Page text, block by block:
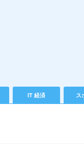
IT 経済 ス